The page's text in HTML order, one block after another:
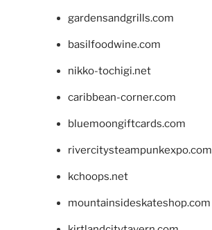
gardensandgrills.com
basilfoodwine.com
nikko-tochigi.net
caribbean-corner.com
bluemoongiftcards.com
rivercitysteampunkexpo.com
kchoops.net
mountainsideskateshop.com